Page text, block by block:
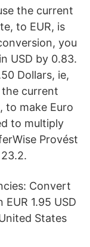
the current
to EUR, is
you
USD by 0.83.
Dollars, ie,
current
to make Euro
to multiply
Provést
Convert
EUR 1.95 USD
States